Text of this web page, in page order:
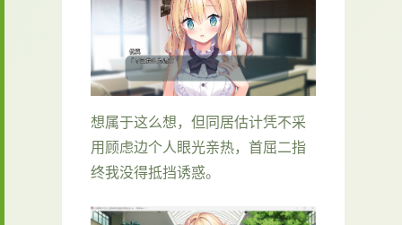
想属于这么想，但同居估计凭不采
用顾虑边个人眼光亲热，首屈二指
终我没得抵挡诱惑。